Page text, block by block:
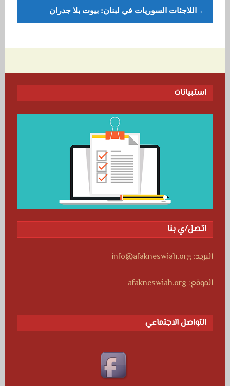
← اللاجئات السوريات في لبنان: بيوت بلا جدران
استبيانات
اتصل/ي بنا
البريد: info@afakneswiah.org
الموقع: afakneswiah.org
التواصل الاجتماعي